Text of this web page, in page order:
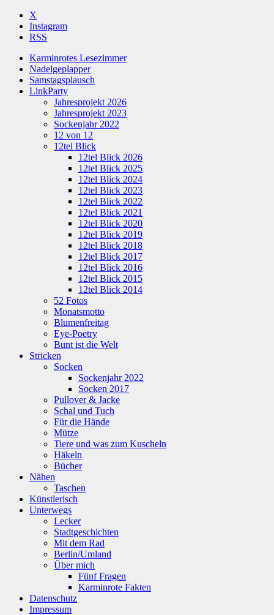
X
Instagram
RSS
Karminrotes Lesezimmer
Nadelgeplapper
Samstagsplausch
LinkParty
Jahresprojekt 2026
Jahresprojekt 2023
Sockenjahr 2022
12 von 12
12tel Blick
12tel Blick 2026
12tel Blick 2025
12tel Blick 2024
12tel Blick 2023
12tel Blick 2022
12tel Blick 2021
12tel Blick 2020
12tel Blick 2019
12tel Blick 2018
12tel Blick 2017
12tel Blick 2016
12tel Blick 2015
12tel Blick 2014
52 Fotos
Monatsmotto
Blumenfreitag
Eye-Poetry
Bunt ist die Welt
Stricken
Socken
Sockenjahr 2022
Socken 2017
Pullover & Jacke
Schal und Tuch
Für die Hände
Mütze
Tiere und was zum Kuscheln
Häkeln
Bücher
Nähen
Taschen
Künstlerisch
Unterwegs
Lecker
Stadtgeschichten
Mit dem Rad
Berlin/Umland
Über mich
Fünf Fragen
Karminrote Fakten
Datenschutz
Impressum